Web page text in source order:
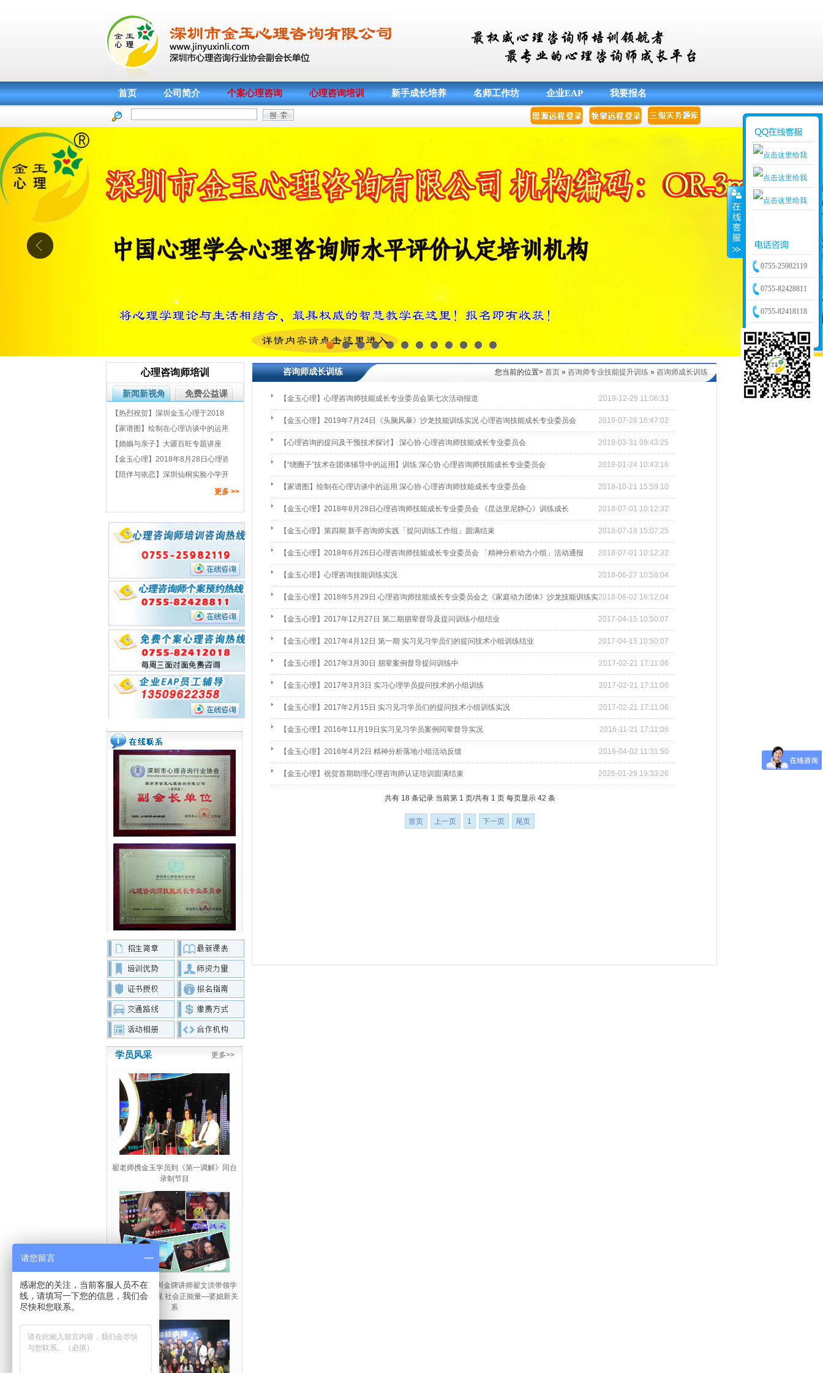
首页 公司简介 个案心理咨询 心理咨询培训 新手成长培养 名师工作坊 企业EAP 我要报名
1 2 3
心理咨询师培训
新闻新视角 免费公益课
喜报 金玉心理--2024年5月心理咨询
基础项目培训考核捷报&精彩回顾
【金玉心理】心理咨询培训第265期
班啦！！！
系的建立
2019年5月中国科学院心理研究所心
理咨询综合考试（深圳考点）圆满结
金玉心理的2018~~
性咨询理论与实务工作坊～以伴侣性
议题为例 」学习反馈
【金玉心理】心理咨询师职业资格替
代项目《心理咨询培训课程》公布第
一批对接机构名单
【金玉心理】2018新年第一场雪带
来心理学热闹的第一课堂
【金玉心理】深圳市心理咨询行业协
会心理咨询师技能成长专业委员会正
【警惕！】近期发生多起被虚假广告
误导学员报名事件
【金玉心理】17年心理咨询师职业规
划指导讲座--为您的心理咨询师成长
之路导航
【金玉心理】2017年3月30日 朋辈
案例督导提问训练中
【深职训】深圳金玉心理咨询师培训
2017年5月国考考前辅导课程已全面
更多 >>
学员风采 更多>>
翟老师携金玉学员到《第一调解》同台
录制节目
心理咨询师培训金牌讲师翟文洪带领学
员参加凤凰卫视 社会正能量—婆媳新关
系
咨询师成长训练 您当前的位置> 首页 » 咨询师专业技能提升训练 » 咨询师成长训练
2019-12-29 11:06:33
【金玉心理】心理咨询师技能成长专业委员会第七次活动报道
2019-07-28 16:47:02
【金玉心理】2019年7月24日《头脑风暴》沙龙技能训练实况 心理咨询技能成长专业委员会
2019-03-31 09:43:25
【心理咨询的提问及干预技术探讨】 深心协 心理咨询师技能成长专业委员会
2019-01-24 10:43:16
【“绕圈子”技术在团体辅导中的运用】训练 深心协 心理咨询师技能成长专业委员会
2018-10-21 15:59:10
【家谱图】绘制在心理访谈中的运用 深心协 心理咨询师技能成长专业委员会
2018-07-01 10:12:32
【金玉心理】2018年8月28日心理咨询师技能成长专业委员会 《昆达里尼静心》训练成长
2018-07-19 15:07:25
【金玉心理】第四期 新手咨询师实践「提问训练工作组」圆满结束
2018-07-01 10:12:32
【金玉心理】2018年6月26日心理咨询师技能成长专业委员会 「精神分析动力小组」活动通报
2018-06-27 10:58:04
【金玉心理】心理咨询技能训练实况
2018-06-02 16:12:04
【金玉心理】2018年5月29日 心理咨询师技能成长专业委员会之《家庭动力团体》沙龙技能训练实
况 2017-04-15 10:50:07
【金玉心理】2017年12月27日 第二期朋辈督导及提问训练小组结业
2017-04-15 10:50:07
【金玉心理】2017年4月12日 第一期 实习见习学员们的提问技术小组训练结业
2017-02-21 17:11:06
【金玉心理】2017年3月30日 朋辈案例督导提问训练中
2017-02-21 17:11:06
【金玉心理】2017年3月3日 实习心理学员提问技术的小组训练
2017-02-21 17:11:06
【金玉心理】2017年2月15日 实习见习学员们的提问技术小组训练实况
2016-11-21 17:11:06
【金玉心理】2016年11月19日实习见习学员案例同辈督导实况
2016-04-02 11:31:50
【金玉心理】2016年4月2日 精神分析落地小组活动反馈
2026-01-29 19:33:26
【金玉心理】祝贺首期助理心理咨询师认证培训圆满结束
共有 18 条记录 当前第 1 页/共有 1 页 每页显示 42 条
首页 上一页 1 下一页 尾页
停车便利
QQ咨询
0755-25982119
0755-82428811
0755-82418118
请您留言
感谢您的关注，当前客服人员不在
线，请填写一下您的信息，我们会
尽快和您联系。